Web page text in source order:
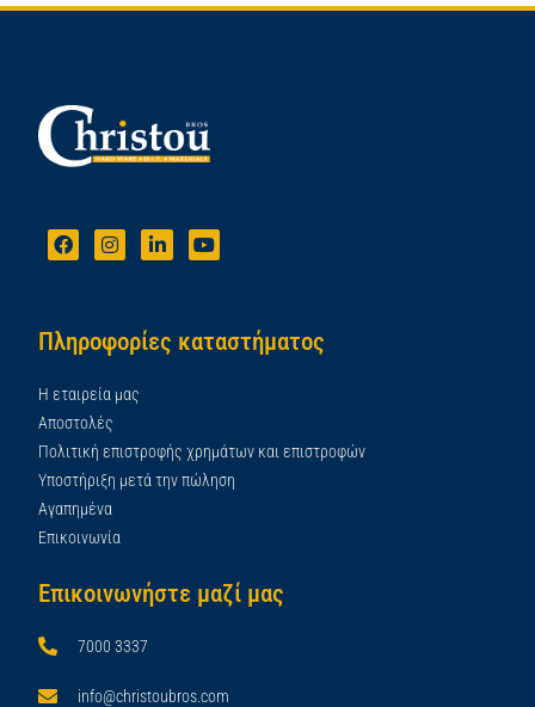
Πληροφορίες καταστήματος
Η εταιρεία μας
Αποστολές
Πολιτική επιστροφής χρημάτων και επιστροφών
Υποστήριξη μετά την πώληση
Αγαπημένα
Επικοινωνία
Επικοινωνήστε μαζί μας
7000 3337
info@christoubros.com